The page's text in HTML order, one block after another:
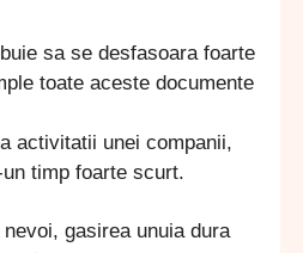
sa se desfasoara foarte
toate aceste documente
activitatii unei companii,
timp foarte scurt.
gasirea unuia dura